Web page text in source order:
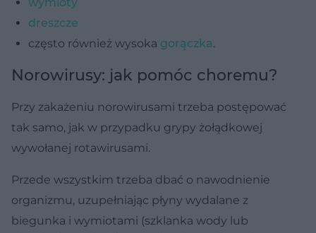
dreszcze
często również wysoka gorączka.
Norowirusy: jak pomóc choremu?
Przy zakażeniu norowirusami trzeba postępować
tak samo, jak w przypadku grypy żołądkowej
wywołanej rotawirusami.
Przede wszystkim trzeba dbać o nawodnienie
organizmu, uzupełniając płyny wydalane z
biegunka i wymiotami (szklanka wody lub